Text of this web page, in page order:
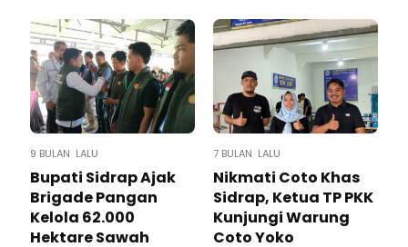
9 BULAN LALU
Bupati Sidrap Ajak
Brigade Pangan
Kelola 62.000
Hektare Sawah
7 BULAN LALU
Nikmati Coto Khas
Sidrap, Ketua TP PKK
Kunjungi Warung
Coto Yoko